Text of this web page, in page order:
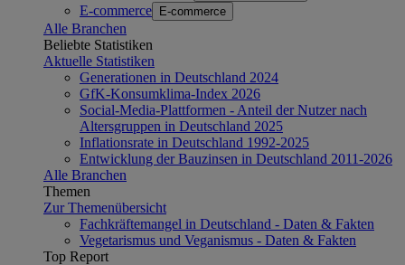
E-commerce E-commerce
Alle Branchen
Beliebte Statistiken
Aktuelle Statistiken
Generationen in Deutschland 2024
GfK-Konsumklima-Index 2026
Social-Media-Plattformen - Anteil der Nutzer nach
Altersgruppen in Deutschland 2025
Inflationsrate in Deutschland 1992-2025
Entwicklung der Bauzinsen in Deutschland 2011-2026
Alle Branchen
Themen
Zur Themenübersicht
Fachkräftemangel in Deutschland - Daten & Fakten
Vegetarismus und Veganismus - Daten & Fakten
Top Report